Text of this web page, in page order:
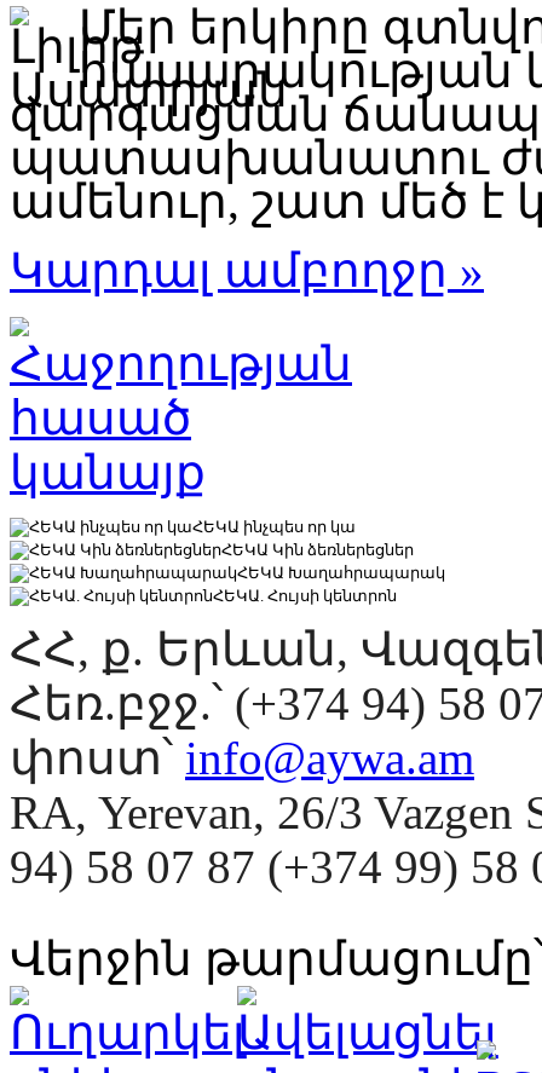
Մեր երկիրը
հասարակության
զարգացման
պատասխանատու
ամենուր, շատ մեծ է
Կարդալ ամբողջը »
ՀԵԿԱ ինչպես որ կա
ՀԵԿԱ Կին ձեռներեցներ
ՀԵԿԱ Խաղահրապարակ
ՀԵԿԱ. Հույսի կենտրոն
ՀՀ, ք. Երևան,
Հեռ.բջջ.՝ (+374 94) 58
փոստ՝ info@aywa.am
RA, Yerevan, 26/3
94) 58 07 87 (+374 99)
Վերջին